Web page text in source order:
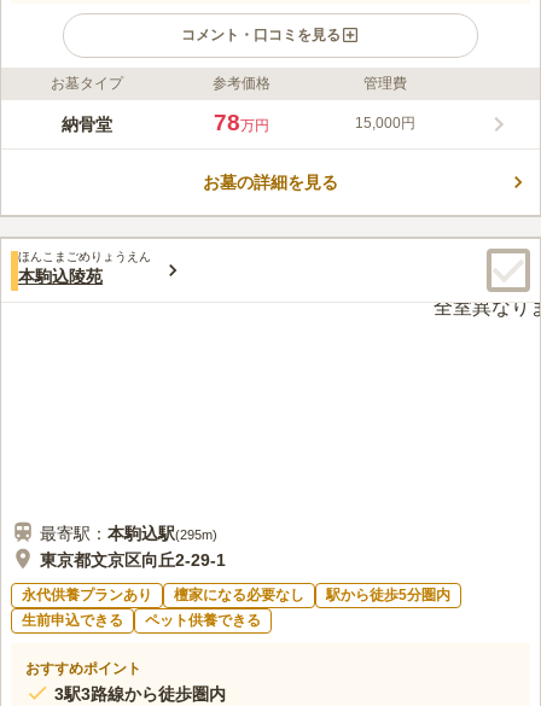
コメント・口コミを見る
ライフドット編集部のコメント
都心の落ち着いたエリアにある、自動搬送式の納骨堂です。お花
による耐震施工で安心です。管理する「圓乗寺」は天正9年
た。本尊は釈迦牟尼如来と、江戸三十三観音第十一番札所の聖観
世音菩薩です。
口コミ評価
みんなの評価
綺麗な高層マンションに囲まれていて、隣はモダンなおしゃれな
カフェがあります。 雰囲気は良いのですが、お寺があることがわかりにく
お墓タイプ 参考価格 管理費
納骨堂 78万円 15,000円
お墓の詳細を見る
ほんこまごめりょうえん
本駒込陵苑
最寄駅： 本駒込駅(295m)
東京都文京区向丘2-29-1
永代供養プランあり 檀家になる必要なし
駅から徒歩5分圏内
生前申込できる
ペット供養できる
おすすめポイント
3駅3路線から徒歩圏内